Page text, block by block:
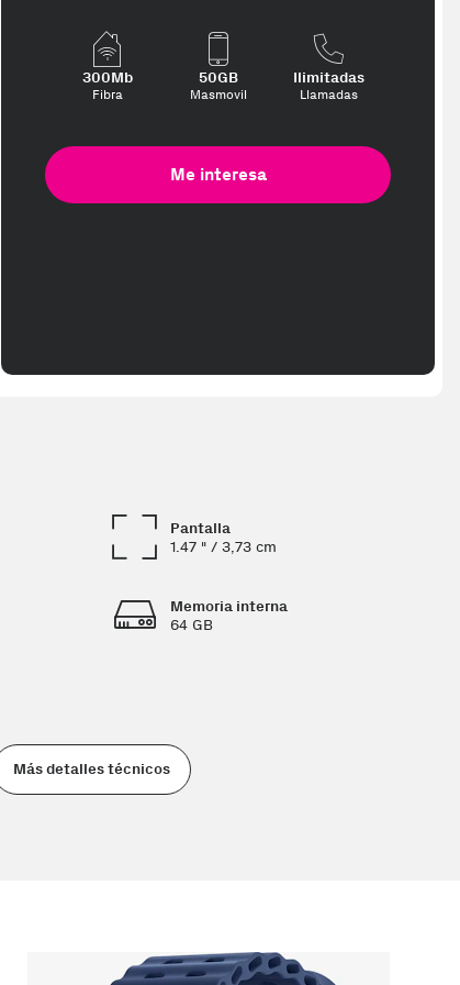
300Mb
Fibra
50GB
Masmovil
Ilimitadas
Llamadas
Me interesa
Pantalla
1.47 " / 3,73 cm
Memoria interna
64 GB
Más detalles técnicos